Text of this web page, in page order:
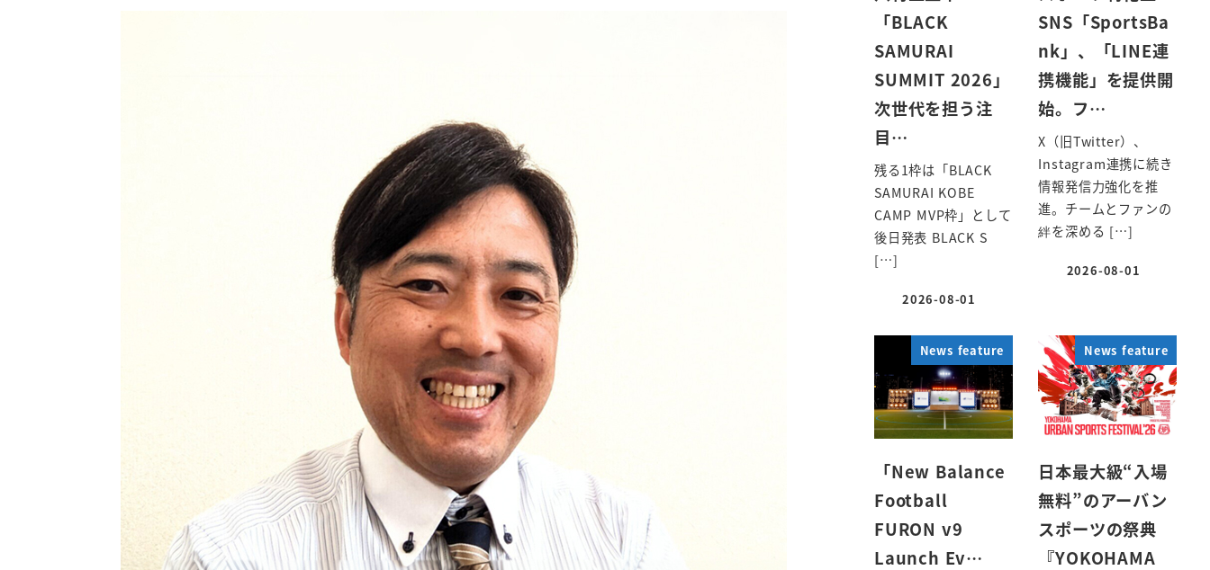
「BLACK
SAMURAI
SUMMIT 2026」
次世代を担う注
目…
残る1枠は「BLACK
SAMURAI KOBE
CAMP MVP枠」として
後日発表 BLACK S
[…]
投稿日
2026-08-01
SNS「SportsBa
nk」、「LINE連
携機能」を提供開
始。フ…
X（旧Twitter）、
Instagram連携に続き
情報発信力強化を推
進。チームとファンの
絆を深める […]
投稿日
2026-08-01
News feature
「New Balance
Football
FURON v9
Launch Ev…
News feature
日本最大級“入場
無料”のアーバン
スポーツの祭典
『YOKOHAMA